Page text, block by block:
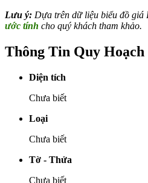
Lưu ý: Dựa trên dữ liệu biểu đồ giá
ước tính cho quý khách tham khảo.
Thông Tin Quy Hoạch
Diện tích
Chưa biết
Loại
Chưa biết
Tờ - Thửa
Chưa biết